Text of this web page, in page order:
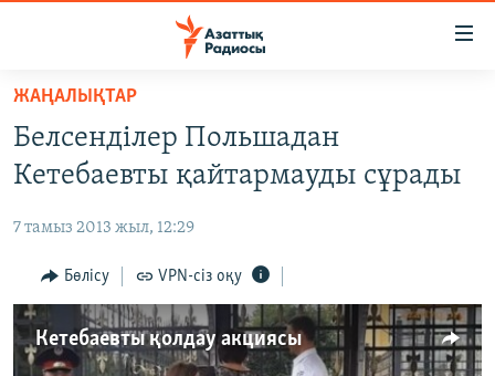
Skip
main
content
to
Navigation
Skip
Search
САЯСАТ
ҚАҢТАР ОҚИҒАСЫ
АДАМ ҚҰҚЫҚТАРЫ
ӘЛЕУМЕТ
ӘЛЕМ
ЖАҢАЛЫҚТАР
Белсенділер Польшадан
Кетебаевты қайтармауды сұрады
7 тамыз 2013 жыл, 12:29
Бөлісу VPN-сіз оқу
Кетебаевты қолдау акциясы